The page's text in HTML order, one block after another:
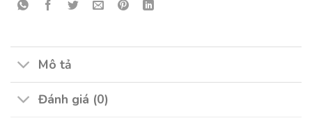
Mô tả
Đánh giá (0)